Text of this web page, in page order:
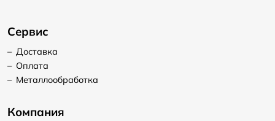
Сервис
– Доставка
– Оплата
– Металлообработка
Компания